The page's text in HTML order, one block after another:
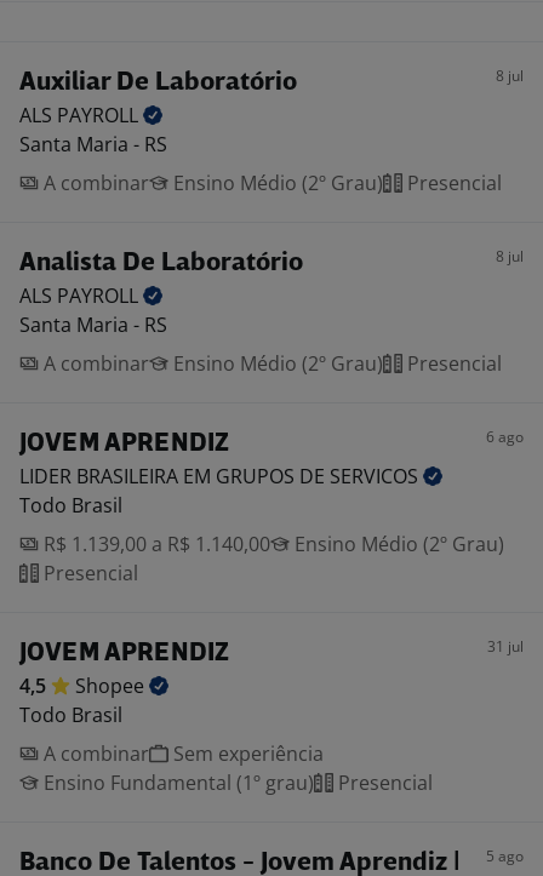
Auxiliar De Laboratório 8 jul
ALS PAYROLL
Santa Maria - RS
A combinar
Ensino Médio (2º Grau) Presencial
Analista De Laboratório 8 jul
ALS PAYROLL
Santa Maria - RS
A combinar
Ensino Médio (2º Grau) Presencial
JOVEM APRENDIZ 6 ago
LIDER BRASILEIRA EM GRUPOS DE SERVICOS
Todo Brasil
R$ 1.139,00 a R$ 1.140,00
Ensino Médio (2º Grau)
Presencial
JOVEM APRENDIZ 31 jul
4,5
Shopee
Todo Brasil
A combinar
Sem experiência
Ensino Fundamental (1º grau)
Presencial
Banco De Talentos - Jovem Aprendiz | 5 ago